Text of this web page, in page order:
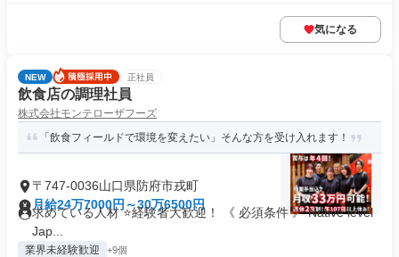
気になる
NEW 正社員
飲食店の調理社員
株式会社モンテローザフーズ
「飲食フィールドで環境を変えたい」そんな方を受け入れます！
〒747-0036山口県防府市戎町
月給24万7000円～30万6500円
求めている人材 ⭐経験者大歓迎！ 《 必須条件 》 Native level
Jap...
業界未経験歓迎 +9個